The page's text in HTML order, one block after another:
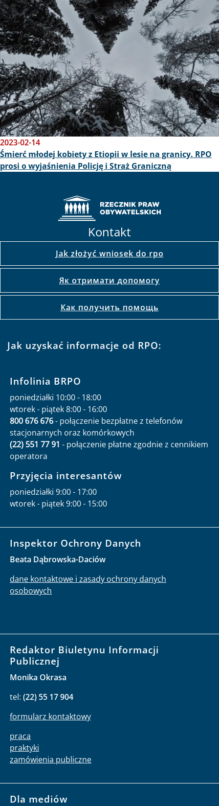
2023-02-14
Śmierć młodej kobiety z Etiopii w lesie na granicy. RPO
prosi o wyjaśnienia Policję i Straż Graniczną
Kontakt
Jak złożyć wniosek do rpo
Як отримати допомогу
Как получить помощь
Jak uzyskać informacje od RPO:
Infolinia BRPO
poniedziałki 10:00 - 18:00
wtorek - piątek 8:00 - 16:00
800 676 676- połączenie bezpłatne z telefonów
stacjonarnych oraz komórkowych
(22) 551 77 91 - połączenie płatne zgodnie z cennikiem
operatora
Przyjęcia interesantów
poniedziałki 9:00 - 17:00
wtorek - piątek 9:00 - 15:00
Inspektor Ochrony Danych
Beata Dąbrowska-Daciów
dane kontaktowe i zasady ochrony danych
osobowych
Redaktor Biuletynu Informacji
Publicznej
Monika Okrasa
tel: (22) 55 17 904
formularz kontaktowy
praca
praktyki
zamówienia publiczne
Dla mediów